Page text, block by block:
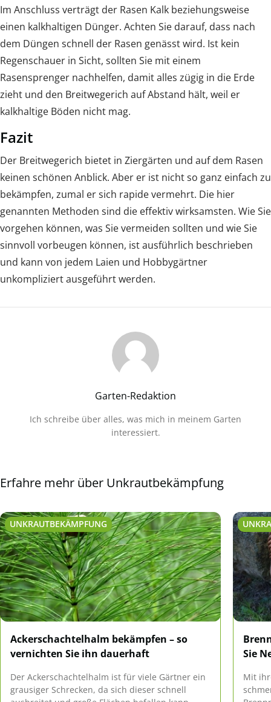
Im Anschluss verträgt der Rasen Kalk beziehungsweise
einen kalkhaltigen Dünger. Achten Sie darauf, dass nach
dem Düngen schnell der Rasen genässt wird. Ist kein
Regenschauer in Sicht, sollten Sie mit einem
Rasensprenger nachhelfen, damit alles zügig in die Erde
zieht und den Breitwegerich auf Abstand hält, weil er
kalkhaltige Böden nicht mag.
Fazit
Der Breitwegerich bietet in Ziergärten und auf dem Rasen
keinen schönen Anblick. Aber er ist nicht so ganz einfach zu
bekämpfen, zumal er sich rapide vermehrt. Die hier
genannten Methoden sind die effektiv wirksamsten. Wie Sie
vorgehen können, was Sie vermeiden sollten und wie Sie
sinnvoll vorbeugen können, ist ausführlich beschrieben
und kann von jedem Laien und Hobbygärtner
unkompliziert ausgeführt werden.
Garten-Redaktion
Ich schreibe über alles, was mich in meinem Garten
interessiert.
Erfahre mehr über Unkrautbekämpfung
UNKRAUTBEKÄMPFUNG
Ackerschachtelhalm bekämpfen – so
vernichten Sie ihn dauerhaft
Der Ackerschachtelhalm ist für viele Gärtner ein
grausiger Schrecken, da sich dieser schnell
Sie
Mit